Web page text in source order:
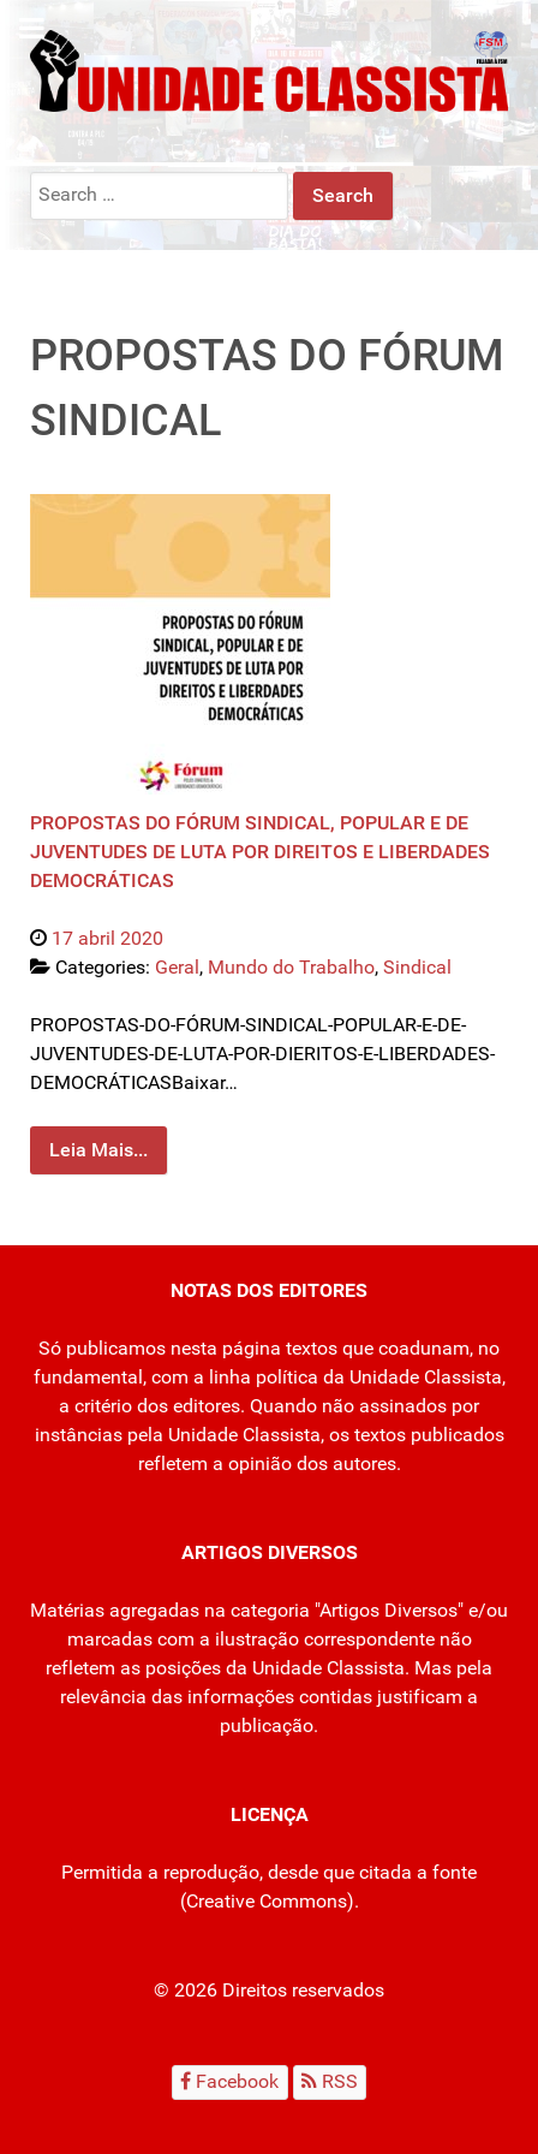
Search
PROPOSTAS DO FÓRUM
SINDICAL
PROPOSTAS DO FÓRUM SINDICAL, POPULAR E DE
JUVENTUDES DE LUTA POR DIREITOS E LIBERDADES
DEMOCRÁTICAS
17 abril 2020
Categories: Geral, Mundo do Trabalho, Sindical
PROPOSTAS-DO-FÓRUM-SINDICAL-POPULAR-E-DE-
JUVENTUDES-DE-LUTA-POR-DIERITOS-E-LIBERDADES-
DEMOCRÁTICASBaixar…
Leia Mais...
NOTAS DOS EDITORES
Só publicamos nesta página textos que coadunam, no
fundamental, com a linha política da Unidade Classista,
a critério dos editores. Quando não assinados por
instâncias pela Unidade Classista, os textos publicados
refletem a opinião dos autores.
ARTIGOS DIVERSOS
Matérias agregadas na categoria "Artigos Diversos" e/ou
marcadas com a ilustração correspondente não
refletem as posições da Unidade Classista. Mas pela
relevância das informações contidas justificam a
publicação.
LICENÇA
Permitida a reprodução, desde que citada a fonte
(Creative Commons).
© 2026 Direitos reservados
Facebook RSS